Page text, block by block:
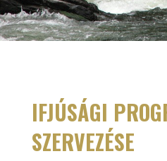
IFJÚSÁGI
SZERVEZÉSE